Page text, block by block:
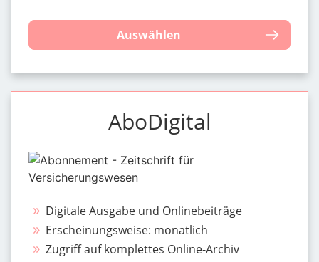
Auswählen
AboDigital
Digitale Ausgabe und Onlinebeiträge
Erscheinungsweise: monatlich
Zugriff auf komplettes Online-Archiv